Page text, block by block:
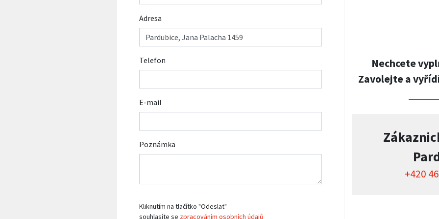
Adresa
Telefon
E-mail
Poznámka
Kliknutím na tlačítko "Odeslat"
souhlasíte se zpracováním osobních údajů
Nechcete
Zavolejte a
+420